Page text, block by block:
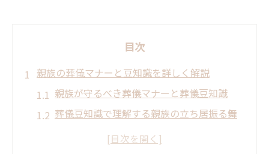
目次
親族の葬儀マナーと豆知識を詳しく解説
親族が守るべき葬儀マナーと葬儀豆知識
葬儀豆知識で理解する親族の立ち居振る舞